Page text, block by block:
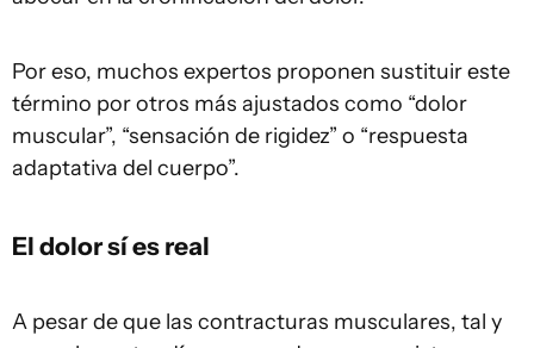
Por eso, muchos expertos proponen sustituir este
término por otros más ajustados como “dolor
muscular”, “sensación de rigidez” o “respuesta
adaptativa del cuerpo”.
El dolor sí es real
A pesar de que las contracturas musculares, tal y